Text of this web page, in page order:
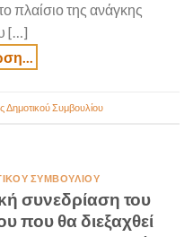
πλαίσιο της ανάγκης
[…]
Δημοτικού Συμβουλίου
ΣΥΜΒΟΥΛΊΟΥ
συνεδρίαση του
που θα διεξαχθεί